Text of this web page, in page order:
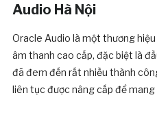
Audio Hà Nội
Oracle Audio là một thương
âm thanh cao cấp, đặc biệt là
đã đem đến rất nhiều thành
liên tục được nâng cấp để